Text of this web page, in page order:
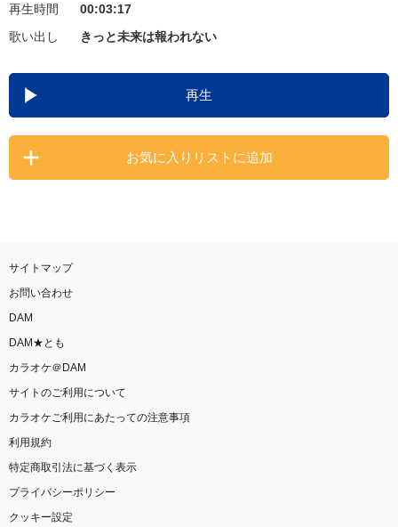
お知らせ よくあるご質問
DAMの新曲・ランキングなど
カラオケ最新情報をチェック！
再生時間
00:03:17
歌い出し
きっと未来は報われない
再生
お気に入りリストに追加
サイトマップ
お問い合わせ
DAM
DAM★とも
カラオケ＠DAM
サイトのご利用について
カラオケご利用にあたっての注意事項
利用規約
特定商取引法に基づく表示
プライバシーポリシー
クッキー設定